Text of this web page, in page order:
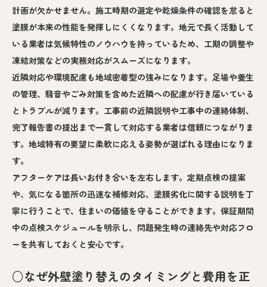
計画が欠かせません。施工時期の選定や乾燥条件の確認を怠ると
塗膜が本来の性能を発揮しにくくなります。地元で長く活動して
いる業者は気候特性のノウハウを持っているため、工期の調整や
凍結対策などの実務対応がスムーズになります。
近隣対応や環境配慮も地域密着型の強みになります。足場や養生
の管理、騒音やごみ対策を含めた近隣への配慮が行き届いている
とトラブルが減ります。工事前の近隣説明や工事中の連絡体制、
完了報告書の提出まで一貫して対応する業者は信頼につながりま
す。地域特有の要望に柔軟に応える姿勢が選ばれる理由になりま
す。
アフターケアは長いお付き合いを左右します。定期点検の提案
や、気になる箇所の迅速な補修対応、塗膜劣化に関する説明を丁
寧に行うことで、住まいの価値を守ることができます。保証期間
中の点検スケジュールを明示し、問題発生時の連絡先や対応フロ
ーを共有しておくと安心です。
○なぜ外壁塗り替えのタイミングと費用を正